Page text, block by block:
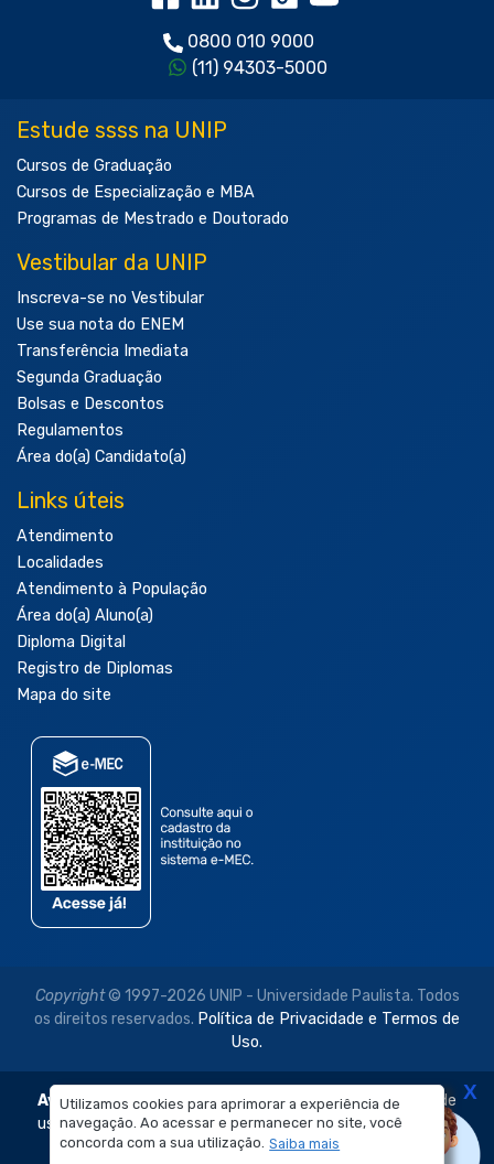
Utilizamos cookies para aprimorar a experiência de
navegação. Ao acessar e permanecer no site, você
concorda com a sua utilização. Saiba mais
0800 010 9000
(11) 94303-5000
Estude ssss na UNIP
Cursos de Graduação
Cursos de Especialização e MBA
Programas de Mestrado e Doutorado
Vestibular da UNIP
Inscreva-se no Vestibular
Use sua nota do ENEM
Transferência Imediata
Segunda Graduação
Bolsas e Descontos
Regulamentos
Área do(a) Candidato(a)
Links úteis
Atendimento
Localidades
Atendimento à População
Área do(a) Aluno(a)
Diploma Digital
Registro de Diplomas
Mapa do site
Copyright© 1997-2026 UNIP - Universidade Paulista. Todos
os direitos reservados. Política de Privacidade e Termos de
Uso.
Aviso Legal: As imagens disponibilizadas neste site são de
uso exclusivo institucional do Sistema de Ensino Objetivo e
da Universidade Paulista – UNIP.
X